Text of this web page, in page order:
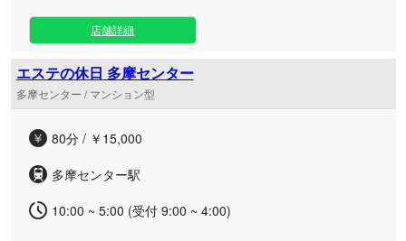
をお届けいたします。 ミセスが織りなす魅惑の空間で、磨き
抜かれた技術とおもてなしを心ゆくまでご堪能ください。た
だいまOPEN特別プライスとして、ご新規様向けのお試しコ
ース（60分12,000円）もご用意しております。 朝方まで営
業しておりますので、お仕事帰りや深夜のプライベートタイ
女たちが紡ぐ特別な洗練空間「東京セレブ美魔女倶楽部」
店舗詳細
エステの休日 多摩センター
多摩センター / マンション型
80分 / ￥15,000
多摩センター駅
10:00 ~ 5:00 (受付 9:00 ~ 4:00)